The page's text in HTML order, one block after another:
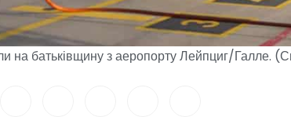
на батьківщину з аеропорту Лейпциг/